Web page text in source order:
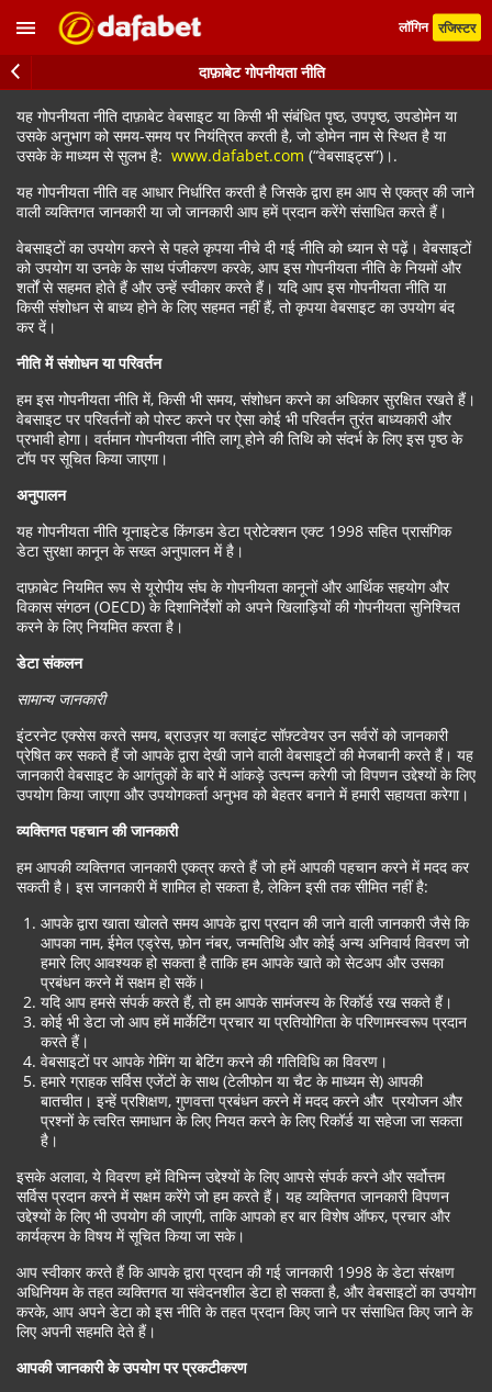
लॉगिन रजिस्टर
दाफ़ाबेट गोपनीयता नीति
यह गोपनीयता नीति दाफ़ाबेट वेबसाइट या किसी भी संबंधित पृष्ठ, उपपृष्ठ, उपडोमेन या
उसके अनुभाग को समय-समय पर नियंत्रित करती है, जो डोमेन नाम से स्थित है या
उसके के माध्यम से सुलभ है: www.dafabet.com (“वेबसाइट्स”)।.
यह गोपनीयता नीति वह आधार निर्धारित करती है जिसके द्वारा हम आप से एकत्र की जाने
वाली व्यक्तिगत जानकारी या जो जानकारी आप हमें प्रदान करेंगे संसाधित करते हैं।
वेबसाइटों का उपयोग करने से पहले कृपया नीचे दी गई नीति को ध्यान से पढ़ें। वेबसाइटों
को उपयोग या उनके के साथ पंजीकरण करके, आप इस गोपनीयता नीति के नियमों और
शर्तों से सहमत होते हैं और उन्हें स्वीकार करते हैं। यदि आप इस गोपनीयता नीति या
किसी संशोधन से बाध्य होने के लिए सहमत नहीं हैं, तो कृपया वेबसाइट का उपयोग बंद
कर दें।
नीति में संशोधन या परिवर्तन
हम इस गोपनीयता नीति में, किसी भी समय, संशोधन करने का अधिकार सुरक्षित रखते हैं।
वेबसाइट पर परिवर्तनों को पोस्ट करने पर ऐसा कोई भी परिवर्तन तुरंत बाध्यकारी और
प्रभावी होगा। वर्तमान गोपनीयता नीति लागू होने की तिथि को संदर्भ के लिए इस पृष्ठ के
टॉप पर सूचित किया जाएगा।
अनुपालन
यह गोपनीयता नीति यूनाइटेड किंगडम डेटा प्रोटेक्शन एक्ट 1998 सहित प्रासंगिक
डेटा सुरक्षा कानून के सख्त अनुपालन में है।
दाफ़ाबेट नियमित रूप से यूरोपीय संघ के गोपनीयता कानूनों और आर्थिक सहयोग और
विकास संगठन (OECD) के दिशानिर्देशों को अपने खिलाड़ियों की गोपनीयता सुनिश्चित
करने के लिए नियमित करता है।
डेटा संकलन
सामान्य जानकारी
इंटरनेट एक्सेस करते समय, ब्राउज़र या क्लाइंट सॉफ़्टवेयर उन सर्वरों को जानकारी
प्रेषित कर सकते हैं जो आपके द्वारा देखी जाने वाली वेबसाइटों की मेजबानी करते हैं। यह
जानकारी वेबसाइट के आगंतुकों के बारे में आंकड़े उत्पन्न करेगी जो विपणन उद्देश्यों के लिए
उपयोग किया जाएगा और उपयोगकर्ता अनुभव को बेहतर बनाने में हमारी सहायता करेगा।
व्यक्तिगत पहचान की जानकारी
हम आपकी व्यक्तिगत जानकारी एकत्र करते हैं जो हमें आपकी पहचान करने में मदद कर
सकती है। इस जानकारी में शामिल हो सकता है, लेकिन इसी तक सीमित नहीं है:
आपके द्वारा खाता खोलते समय आपके द्वारा प्रदान की जाने वाली जानकारी जैसे कि
आपका नाम, ईमेल एड्रेस, फ़ोन नंबर, जन्मतिथि और कोई अन्य अनिवार्य विवरण जो
हमारे लिए आवश्यक हो सकता है ताकि हम आपके खाते को सेटअप और उसका
प्रबंधन करने में सक्षम हो सकें।
यदि आप हमसे संपर्क करते हैं, तो हम आपके सामंजस्य के रिकॉर्ड रख सकते हैं।
कोई भी डेटा जो आप हमें मार्केटिंग प्रचार या प्रतियोगिता के परिणामस्वरूप प्रदान
करते हैं।
वेबसाइटों पर आपके गेमिंग या बेटिंग करने की गतिविधि का विवरण।
हमारे ग्राहक सर्विस एजेंटों के साथ (टेलीफोन या चैट के माध्यम से) आपकी
बातचीत। इन्हें प्रशिक्षण, गुणवत्ता प्रबंधन करने में मदद करने और प्रयोजन और
प्रश्नों के त्वरित समाधान के लिए नियत करने के लिए रिकॉर्ड या सहेजा जा सकता
है।
इसके अलावा, ये विवरण हमें विभिन्न उद्देश्यों के लिए आपसे संपर्क करने और सर्वोत्तम
सर्विस प्रदान करने में सक्षम करेंगे जो हम करते हैं। यह व्यक्तिगत जानकारी विपणन
उद्देश्यों के लिए भी उपयोग की जाएगी, ताकि आपको हर बार विशेष ऑफर, प्रचार और
कार्यक्रम के विषय में सूचित किया जा सके।
आप स्वीकार करते हैं कि आपके द्वारा प्रदान की गई जानकारी 1998 के डेटा संरक्षण
अधिनियम के तहत व्यक्तिगत या संवेदनशील डेटा हो सकता है, और वेबसाइटों का उपयोग
करके, आप अपने डेटा को इस नीति के तहत प्रदान किए जाने पर संसाधित किए जाने के
लिए अपनी सहमति देते हैं।
आपकी जानकारी के उपयोग पर प्रकटीकरण